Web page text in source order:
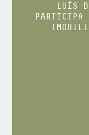
LUÍS
PARTICIPA